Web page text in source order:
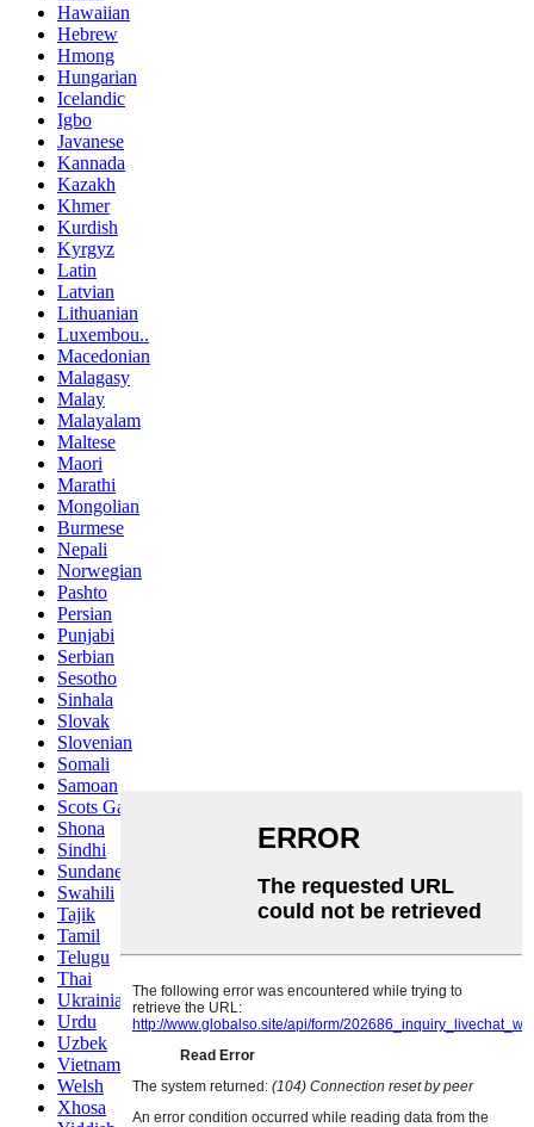
Hawaiian
Hebrew
Hmong
Hungarian
Icelandic
Igbo
Javanese
Kannada
Kazakh
Khmer
Kurdish
Kyrgyz
Latin
Latvian
Lithuanian
Luxembou..
Macedonian
Malagasy
Malay
Malayalam
Maltese
Maori
Marathi
Mongolian
Burmese
Nepali
Norwegian
Pashto
Persian
Punjabi
Serbian
Sesotho
Sinhala
Slovak
Slovenian
Somali
Samoan
Scots Gaelic
Shona
Sindhi
Sundanese
Swahili
Tajik
Tamil
Telugu
Thai
Ukrainian
Urdu
Uzbek
Vietnamese
Welsh
Xhosa